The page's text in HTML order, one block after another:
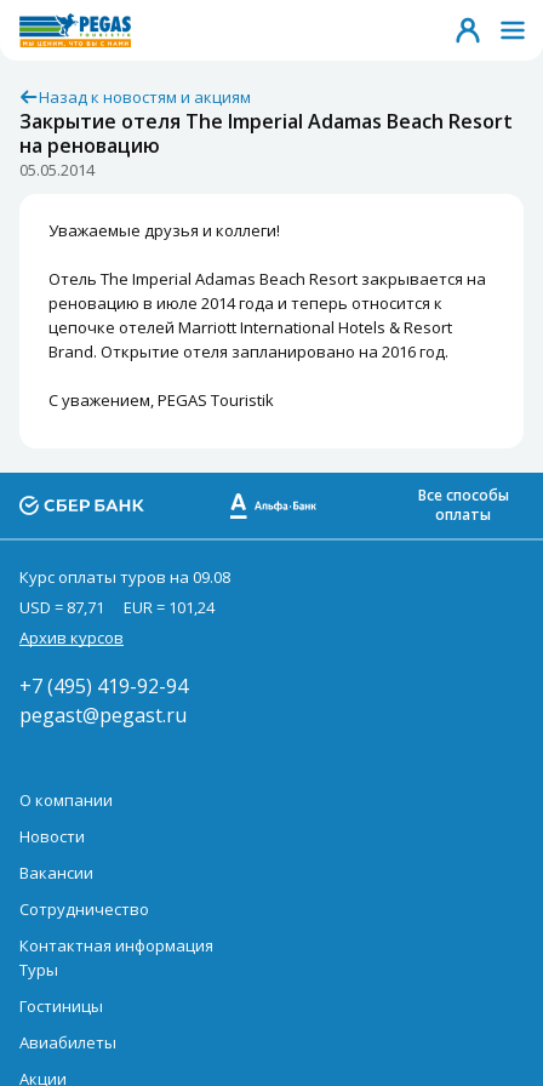
Назад к новостям и акциям
Закрытие отеля The Imperial Adamas Beach Resort
на реновацию
05.05.2014
Уважаемые друзья и коллеги!
Отель The Imperial Adamas Beach Resort закрывается на
реновацию в июле 2014 года и теперь относится к
цепочке отелей Marriott International Hotels & Resort
Brand. Открытие отеля запланировано на 2016 год.
С уважением, PEGAS Touristik
Все способы
оплаты
Курс оплаты туров на 09.08
USD = 87,71
EUR = 101,24
Архив курсов
+7 (495) 419-92-94
pegast@pegast.ru
О компании
Новости
Вакансии
Сотрудничество
Контактная информация
Туры
Гостиницы
Авиабилеты
Акции